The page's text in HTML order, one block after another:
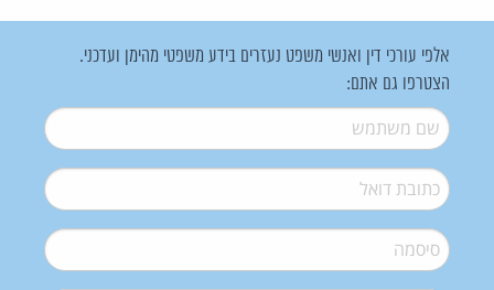
אלפי עורכי דין ואנשי משפט נעזרים בידע משפטי מהימן ועדכני.
הצטרפו גם אתם:
שם משתמש*
דואל*
סיסמה*